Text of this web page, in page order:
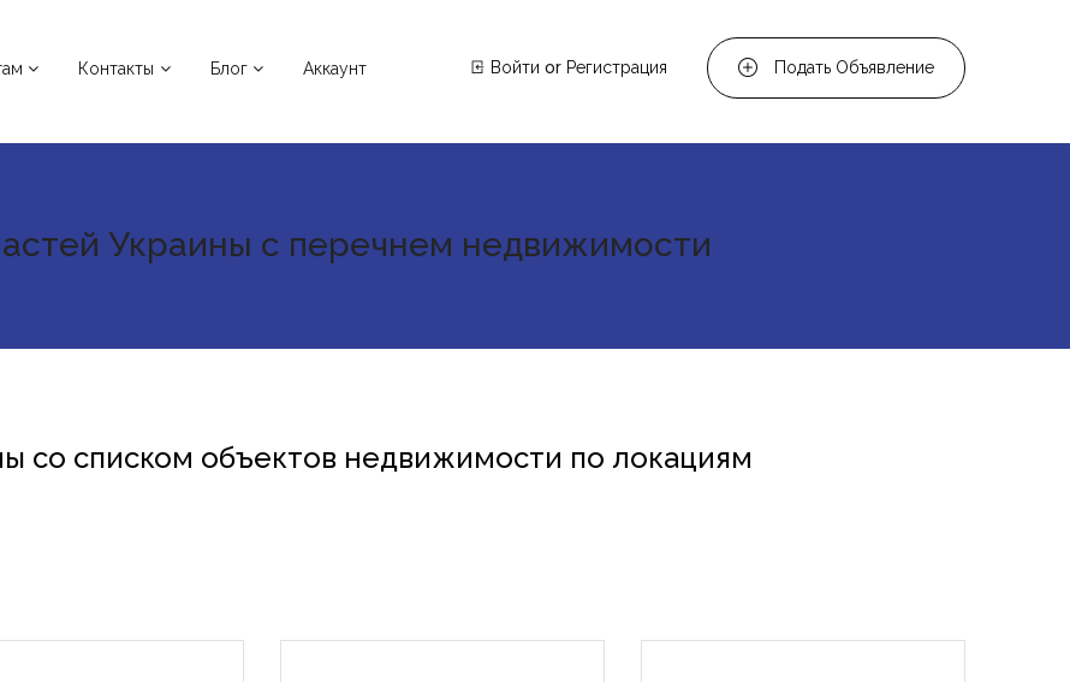
Контакты Блог Аккаунт Войти or Регистрация Подать Объявление
Украины с перечнем недвижимости
со списком объектов недвижимости по локациям